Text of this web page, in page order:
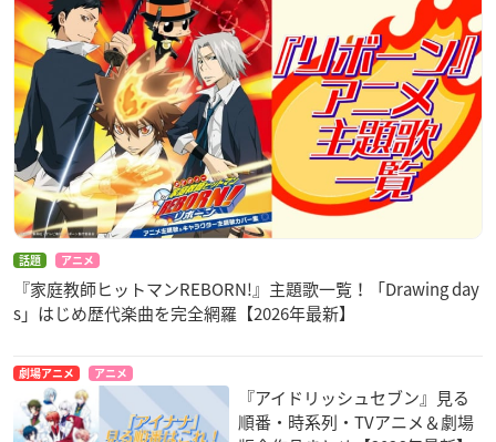
話題 アニメ
『家庭教師ヒットマンREBORN!』主題歌一覧！「Drawing day
s」はじめ歴代楽曲を完全網羅【2026年最新】
劇場アニメ アニメ
『アイドリッシュセブン』見る
順番・時系列・TVアニメ＆劇場